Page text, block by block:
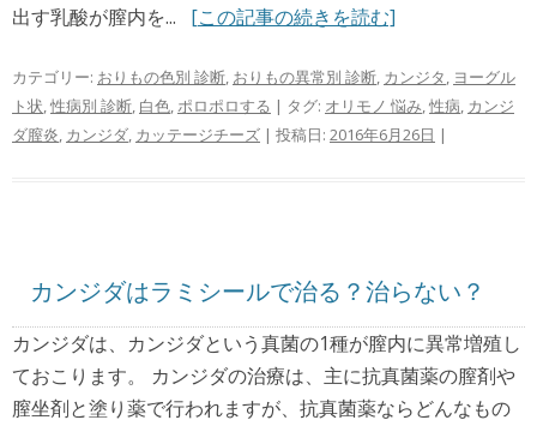
出す乳酸が膣内を... [この記事の続きを読む]
カテゴリー: おりもの色別 診断, おりもの異常別 診断, カンジタ, ヨーグル
ト状,性病別 診断, 白色,ポロポロする | タグ: オリモノ 悩み,性病, カンジ
ダ膣炎, カンジダ, カッテージチーズ | 投稿日: 2016年6月26日 |
カンジダはラミシールで治る？治らない？
カンジダは、カンジダという真菌の1種が膣内に異常増殖し
ておこります。 カンジダの治療は、主に抗真菌薬の膣剤や
膣坐剤と塗り薬で行われますが、抗真菌薬ならどんなもの